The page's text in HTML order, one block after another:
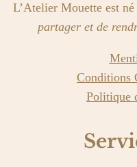
L’Atelier Mouette est né
partager et de
Conditions
Politique